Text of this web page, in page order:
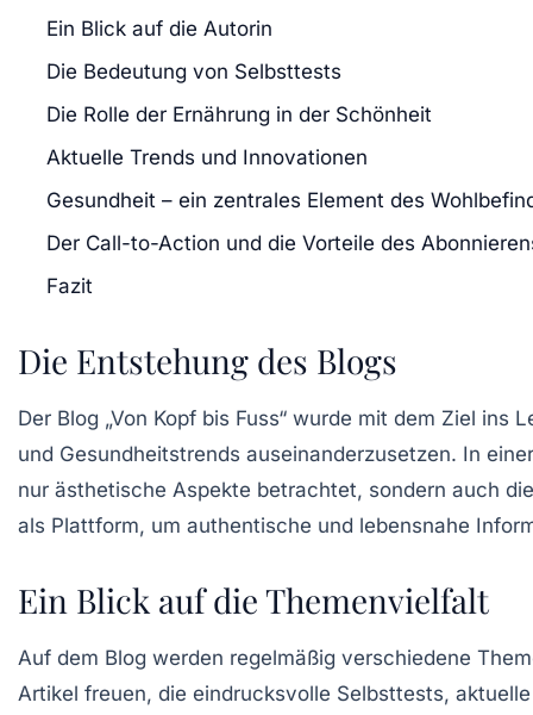
Ein Blick auf die Autorin
Die Bedeutung von Selbsttests
Die Rolle der Ernährung in der Schönheit
Aktuelle Trends und Innovationen
Gesundheit – ein zentrales Element des
Der Call-to-Action und die Vorteile des
Fazit
Die Entstehung des Blogs
Der Blog „Von Kopf bis Fuss“ wurde mit dem Ziel
und Gesundheitstrends auseinanderzusetzen. In
nur ästhetische Aspekte betrachtet, sondern auch
als Plattform, um authentische und lebensnahe
Ein Blick auf die Themenvielfalt
Auf dem Blog werden regelmäßig verschiedene
Artikel freuen, die eindrucksvolle Selbsttests,